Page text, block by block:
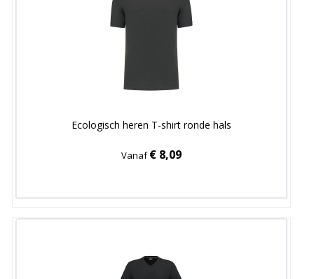
Ecologisch heren T-shirt ronde hals
Vanaf€ 8,09